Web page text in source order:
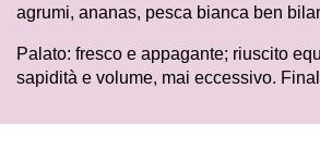
agrumi, ananas, pesca bianca ben
Palato: fresco e appagante; riuscito
sapidità e volume, mai eccessivo.